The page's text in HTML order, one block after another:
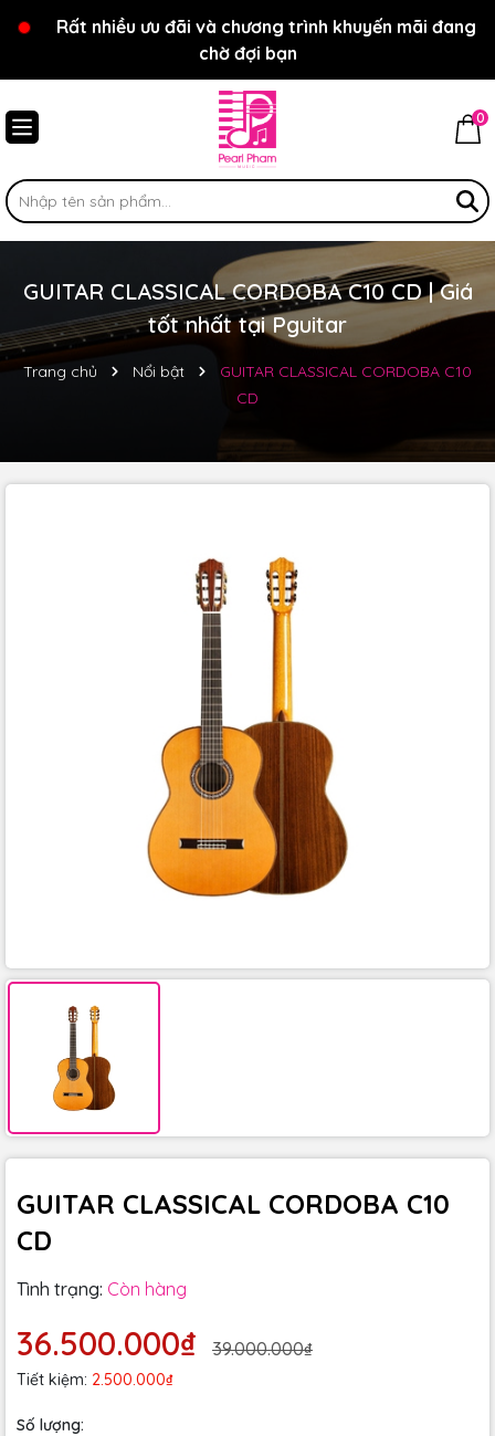
Chào mừng bạn đến với cửa hàng Pear Pham Music
Rất nhiều ưu đãi và chương trình khuyến mãi đang
chờ đợi bạn
0
GUITAR CLASSICAL CORDOBA C10 CD | Giá
tốt nhất tại Pguitar
Trang chủ Nổi bật
GUITAR CLASSICAL CORDOBA C10
CD
GUITAR CLASSICAL CORDOBA C10
CD
Tình trạng: Còn hàng
36.500.000₫ 39.000.000₫
Tiết kiệm: 2.500.000₫
Số lượng: